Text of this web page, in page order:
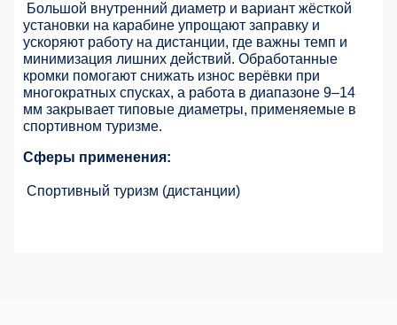
Большой внутренний диаметр и вариант жёсткой
установки на карабине упрощают заправку и
ускоряют работу на дистанции, где важны темп и
минимизация лишних действий. Обработанные
кромки помогают снижать износ верёвки при
многократных спусках, а работа в диапазоне 9–14
мм закрывает типовые диаметры, применяемые в
спортивном туризме.
Сферы применения:
Спортивный туризм (дистанции)